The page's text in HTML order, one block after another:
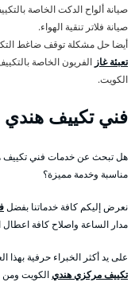
صيانة ألواح الدكت الخاصة
صيانة فلاتر تنقية الهواء.
أيضا حل مشكلة توقف ضاغط
تعبئة غاز الفريون الخاصة
الكويت.
فني تكييف
هل تبحث عن خدمات فني تكييف
مناسبة وخدمة مميزة؟
نعرض إليكم كافة خدماتنا بفضل
مدار الساعة واصلاح كافة اعطال
على يد أكثر الخبراء حرفية
تكييف مركزي هنديالكويت ومن